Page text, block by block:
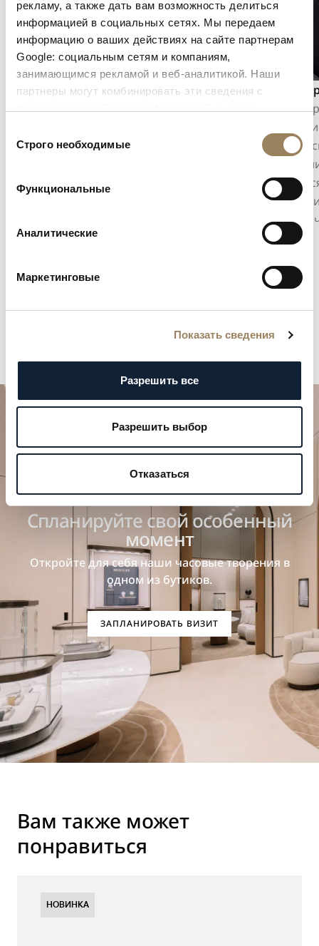
рекламу, а также дать вам возможность делиться
информацией в социальных сетях. Мы передаем
информацию о ваших действиях на сайте партнерам
Google: социальным сетям и компаниям,
занимающимся рекламой и веб-аналитикой. Наши
партнеры могут комбинировать эти сведения с
вами их сервисов.
согласия
Строго необходимые
Функциональные
Аналитические
Маркетинговые
Показать сведения
Разрешить все
Разрешить выбор
Отказаться
Индикация секунд
Индикация секунд позволяет точно
зависимости от конструкции механизма
секундной стрелки или смещённой малой
Спланируйте свой особенный
момент
Откройте для себя наши часовые творения в
одном из бутиков.
ЗАПЛАНИРОВАТЬ ВИЗИТ
Вам также может
понравиться
НОВИНКА